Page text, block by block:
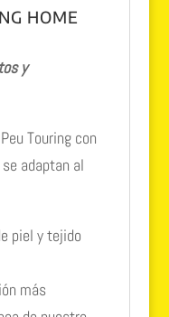
HOME
y
Touring con
adaptan al
piel y tejido
más